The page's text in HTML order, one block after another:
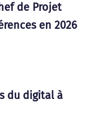
de Projet
en 2026
du digital à